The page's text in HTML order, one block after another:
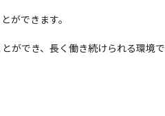
ができます。
ができ、長く働き続けられる環境で